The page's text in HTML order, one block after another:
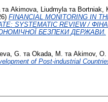
та Akimova, Liudmyla та Bortniak,
FINANCIAL MONITORING IN
SYSTEMATIC REVIEW /
БЕЗПЕКИ ДЕРЖАВИ.
G. та Okada, M. та Akimov, O.
of Post-industrial